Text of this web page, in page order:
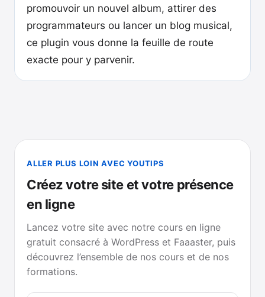
promouvoir un nouvel album, attirer des
programmateurs ou lancer un blog musical,
ce plugin vous donne la feuille de route
exacte pour y parvenir.
ALLER PLUS LOIN AVEC YOUTIPS
Créez votre site et votre présence
en ligne
Lancez votre site avec notre cours en ligne
gratuit consacré à WordPress et Faaaster, puis
découvrez l’ensemble de nos cours et de nos
formations.